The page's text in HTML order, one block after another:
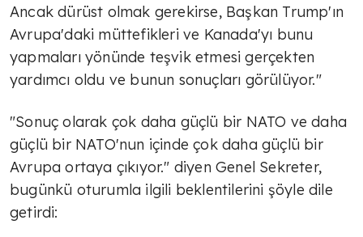
Ancak dürüst olmak gerekirse, Başkan Trump'ın
Avrupa'daki müttefikleri ve Kanada'yı bunu
yapmaları yönünde teşvik etmesi gerçekten
yardımcı oldu ve bunun sonuçları görülüyor."
"Sonuç olarak çok daha güçlü bir NATO ve daha
güçlü bir NATO'nun içinde çok daha güçlü bir
Avrupa ortaya çıkıyor." diyen Genel Sekreter,
bugünkü oturumla ilgili beklentilerini şöyle dile
getirdi: